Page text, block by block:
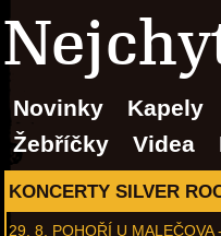
Novinky Kapely
Žebříčky
Videa
KONCERTY SILVER
29. 8. POHOŘÍ U MALEČOVA